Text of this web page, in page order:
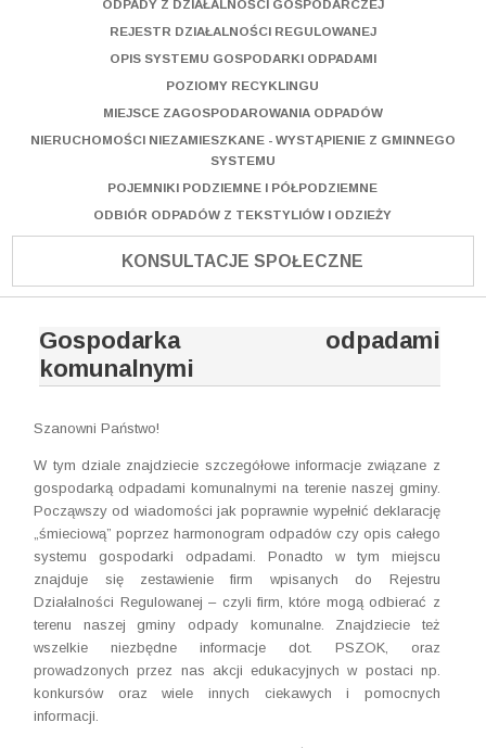
ODPADY Z DZIAŁALNOŚCI GOSPODARCZEJ
REJESTR DZIAŁALNOŚCI REGULOWANEJ
OPIS SYSTEMU GOSPODARKI ODPADAMI
POZIOMY RECYKLINGU
MIEJSCE ZAGOSPODAROWANIA ODPADÓW
NIERUCHOMOŚCI NIEZAMIESZKANE - WYSTĄPIENIE Z GMINNEGO
SYSTEMU
POJEMNIKI PODZIEMNE I PÓŁPODZIEMNE
ODBIÓR ODPADÓW Z TEKSTYLIÓW I ODZIEŻY
KONSULTACJE SPOŁECZNE
Gospodarka odpadami
komunalnymi
Szanowni Państwo!
W tym dziale znajdziecie szczegółowe informacje związane z
gospodarką odpadami komunalnymi na terenie naszej gminy.
Począwszy od wiadomości jak poprawnie wypełnić deklarację
„śmieciową” poprzez harmonogram odpadów czy opis całego
systemu gospodarki odpadami. Ponadto w tym miejscu
znajduje się zestawienie firm wpisanych do Rejestru
Działalności Regulowanej – czyli firm, które mogą odbierać z
terenu naszej gminy odpady komunalne. Znajdziecie też
wszelkie niezbędne informacje dot. PSZOK, oraz
prowadzonych przez nas akcji edukacyjnych w postaci np.
konkursów oraz wiele innych ciekawych i pomocnych
informacji.